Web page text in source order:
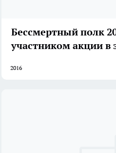
Бессмертный полк
участником акции в
2016